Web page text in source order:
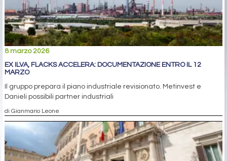
8 marzo 2026
EX ILVA, FLACKS ACCELERA: DOCUMENTAZIONE ENTRO IL 12
MARZO
Il gruppo prepara il piano industriale revisionato. Metinvest e
Danieli possibili partner industriali
di Gianmario Leone